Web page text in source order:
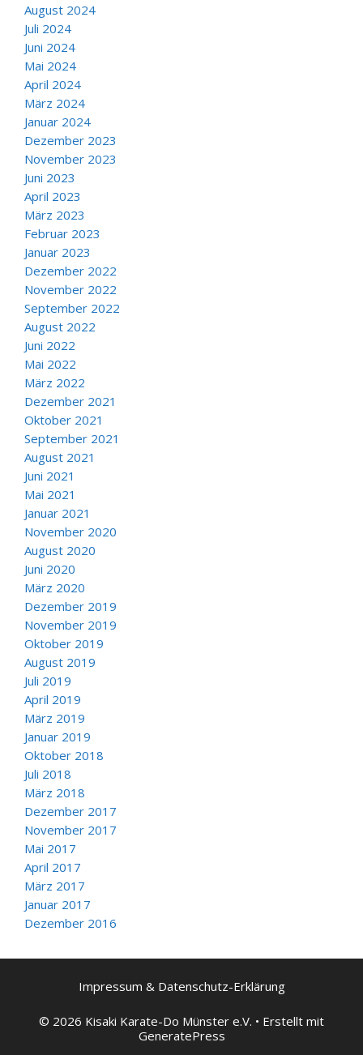
August 2024
Juli 2024
Juni 2024
Mai 2024
April 2024
März 2024
Januar 2024
Dezember 2023
November 2023
Juni 2023
April 2023
März 2023
Februar 2023
Januar 2023
Dezember 2022
November 2022
September 2022
August 2022
Juni 2022
Mai 2022
März 2022
Dezember 2021
Oktober 2021
September 2021
August 2021
Juni 2021
Mai 2021
Januar 2021
November 2020
August 2020
Juni 2020
März 2020
Dezember 2019
November 2019
Oktober 2019
August 2019
Juli 2019
April 2019
März 2019
Januar 2019
Oktober 2018
Juli 2018
März 2018
Dezember 2017
November 2017
Mai 2017
April 2017
März 2017
Januar 2017
Dezember 2016
Impressum & Datenschutz-Erklärung
© 2026 Kisaki Karate-Do Münster e.V. • Erstellt mit
GeneratePress